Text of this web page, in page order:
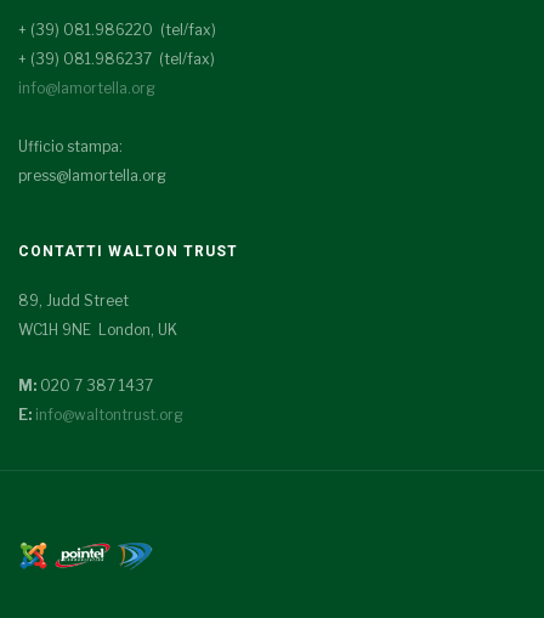
+ (39) 081.986220 (tel/fax)
+ (39) 081.986237 (tel/fax)
info@lamortella.org
Ufficio stampa:
press@lamortella.org
CONTATTI WALTON TRUST
89, Judd Street
WC1H 9NE London, UK
M: 020 7 387 1437
E: info@waltontrust.org